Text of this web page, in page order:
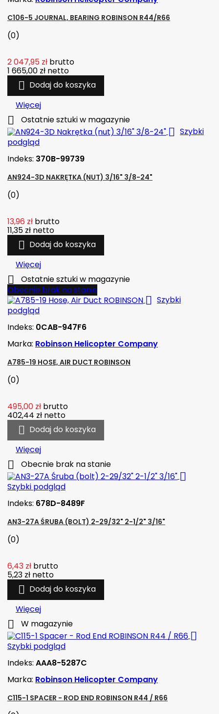
C106-5 JOURNAL, BEARING ROBINSON R44/R66
(0)
2 047,95 zł brutto
1 665,00 zł netto
 Dodaj do koszyka
Więcej
 Ostatnie sztuki w magazynie
 Szybki
podgląd
Indeks: 370B-99739
AN924-3D NAKRĘTKA (NUT) 3/16" 3/8-24"
(0)
13,96 zł brutto
11,35 zł netto
 Dodaj do koszyka
Więcej

Ostatnie sztuki w magazynie
Obecnie brak na stanie
 Szybki
podgląd
Indeks: 0CAB-947F6
Marka: Robinson Helicopter Company
A785-19 HOSE, AIR DUCT ROBINSON
(0)
495,00 zł brutto
402,44 zł netto
 Dodaj do koszyka
Więcej
 Obecnie brak na stanie

Szybki podgląd
Indeks: 678D-8489F
AN3-27A ŚRUBA (BOLT) 2-29/32" 2-1/2" 3/16"
(0)
6,43 zł brutto
5,23 zł netto
 Dodaj do koszyka
Więcej
 W magazynie

Szybki podgląd
Indeks: AAA8-5287C
Marka: Robinson Helicopter Company
C115-1 SPACER - ROD END ROBINSON R44 / R66